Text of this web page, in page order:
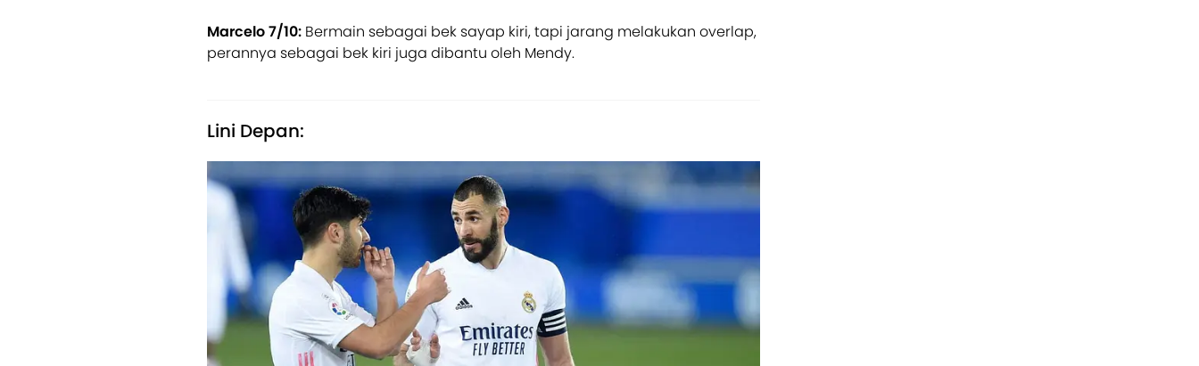
Marcelo 7/10: Bermain sebagai bek sayap kiri, tapi jarang melakukan overlap,
perannya sebagai bek kiri juga dibantu oleh Mendy.
Lini Depan: